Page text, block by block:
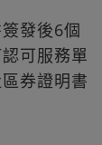
發後6個
可服務單
券證明書